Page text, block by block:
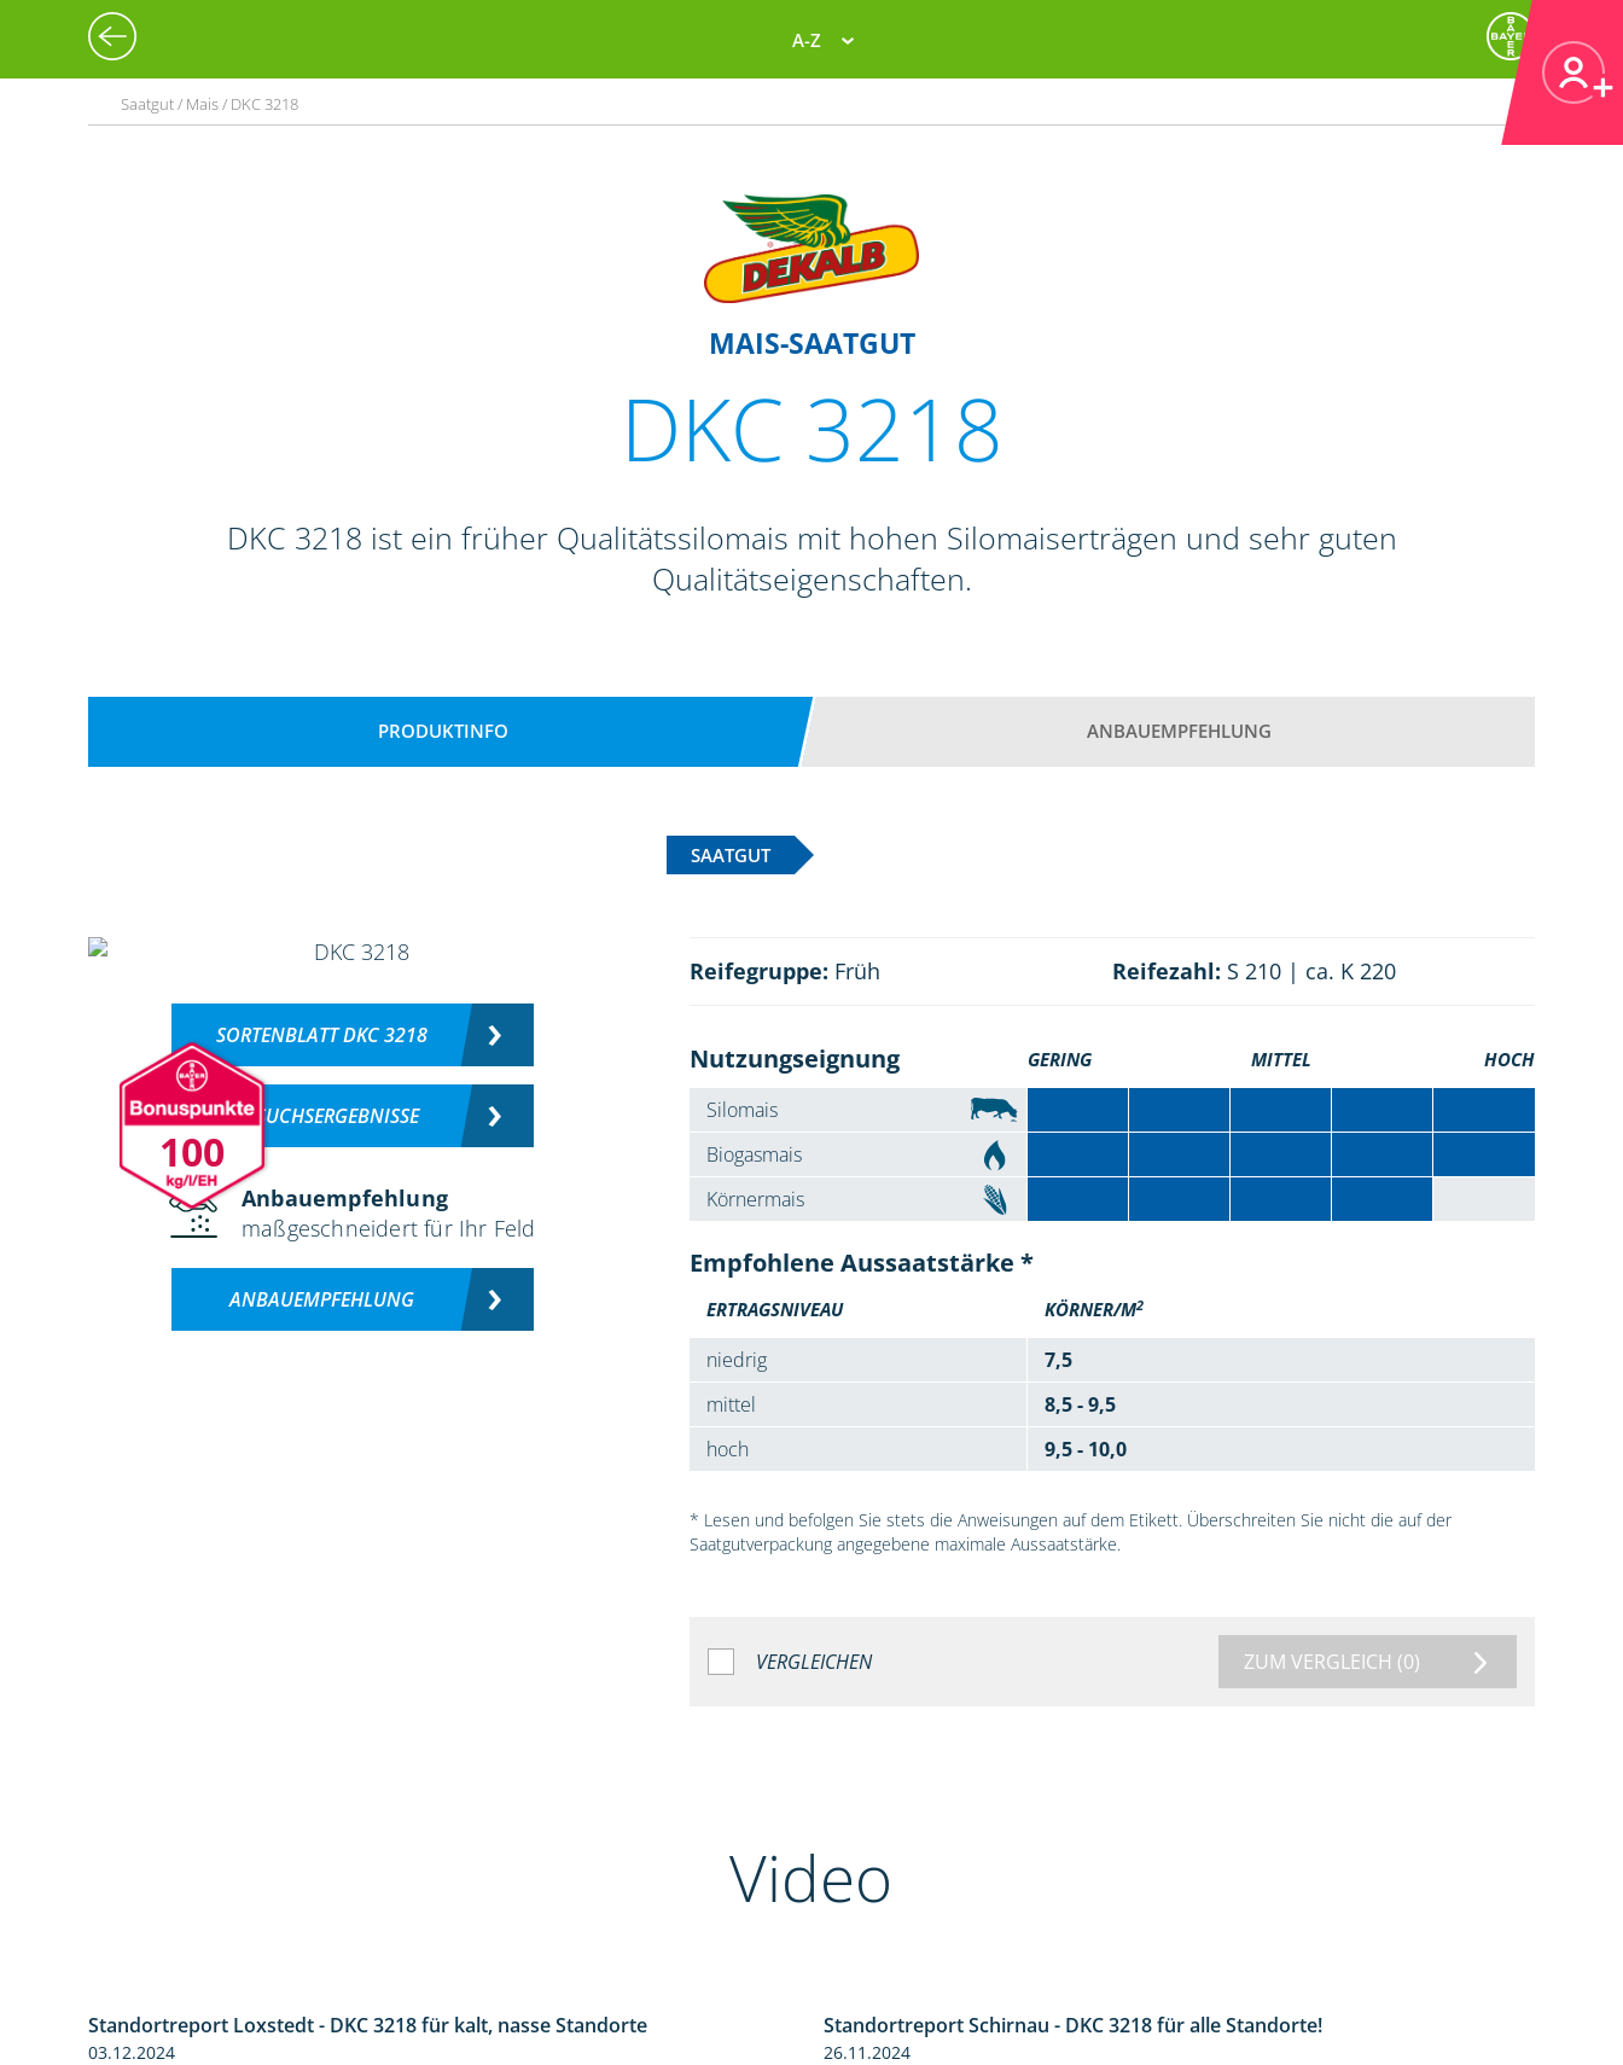
A-Z
Saatgut / Mais / DKC 3218
MAIS-SAATGUT
DKC 3218
DKC 3218 ist ein früher Qualitätssilomais mit hohen Silomaiserträgen und sehr guten
Qualitätseigenschaften.
PRODUKTINFO ANBAUEMPFEHLUNG
SAATGUT
100
SORTENBLATT DKC 3218
VERSUCHSERGEBNISSE
Anbauempfehlung
maßgeschneidert für Ihr Feld
ANBAUEMPFEHLUNG
Reifegruppe: Früh Reifezahl: S 210 | ca. K 220
Nutzungseignung GERING MITTEL HOCH
Silomais
Biogasmais
Körnermais
Empfohlene Aussaatstärke *
ERTRAGSNIVEAU KÖRNER/M2
niedrig
7,5
mittel
8,5 - 9,5
hoch
9,5 - 10,0
* Lesen und befolgen Sie stets die Anweisungen auf dem Etikett. Überschreiten Sie nicht die auf der
Saatgutverpackung angegebene maximale Aussaatstärke.
VERGLEICHEN ZUM VERGLEICH (0)
Video
Standortreport Loxstedt - DKC 3218 für kalt, nasse Standorte
03.12.2024
Standortreport Schirnau - DKC 3218 für alle Standorte!
26.11.2024